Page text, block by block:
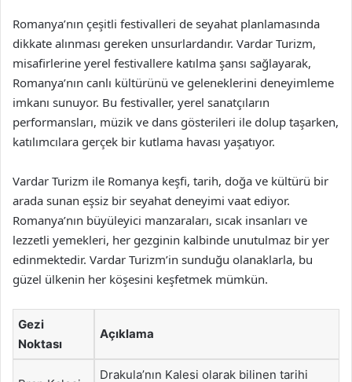
Romanya’nın çeşitli festivalleri de seyahat planlamasında
dikkate alınması gereken unsurlardandır. Vardar Turizm,
misafirlerine yerel festivallere katılma şansı sağlayarak,
Romanya’nın canlı kültürünü ve geleneklerini deneyimleme
imkanı sunuyor. Bu festivaller, yerel sanatçıların
performansları, müzik ve dans gösterileri ile dolup taşarken,
katılımcılara gerçek bir kutlama havası yaşatıyor.
Vardar Turizm ile Romanya keşfi, tarih, doğa ve kültürü bir
arada sunan eşsiz bir seyahat deneyimi vaat ediyor.
Romanya’nın büyüleyici manzaraları, sıcak insanları ve
lezzetli yemekleri, her gezginin kalbinde unutulmaz bir yer
edinmektedir. Vardar Turizm’in sunduğu olanaklarla, bu
güzel ülkenin her köşesini keşfetmek mümkün.
Gezi
Noktası
Açıklama
Drakula’nın Kalesi olarak bilinen tarihi